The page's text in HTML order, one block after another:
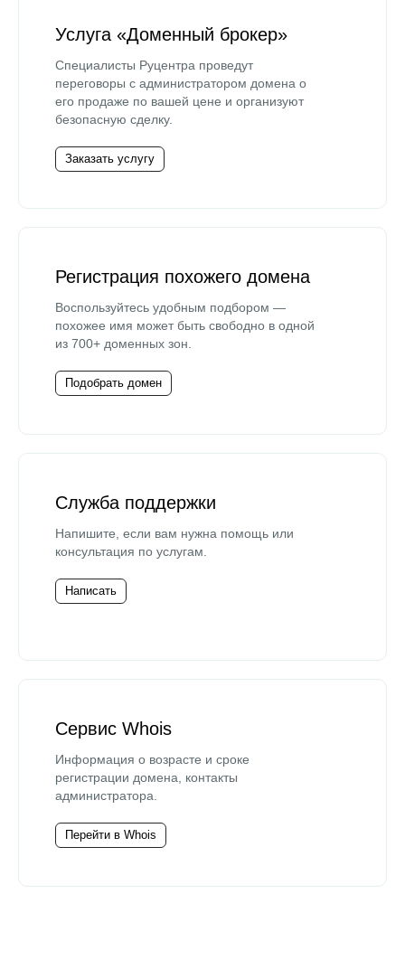
Услуга «Доменный брокер»
Специалисты Руцентра проведут
переговоры с администратором домена о
его продаже по вашей цене и организуют
безопасную сделку.
Заказать услугу
Регистрация похожего домена
Воспользуйтесь удобным подбором —
похожее имя может быть свободно в одной
из 700+ доменных зон.
Подобрать домен
Служба поддержки
Напишите, если вам нужна помощь или
консультация по услугам.
Написать
Сервис Whois
Информация о возрасте и сроке
регистрации домена, контакты
администратора.
Перейти в Whois